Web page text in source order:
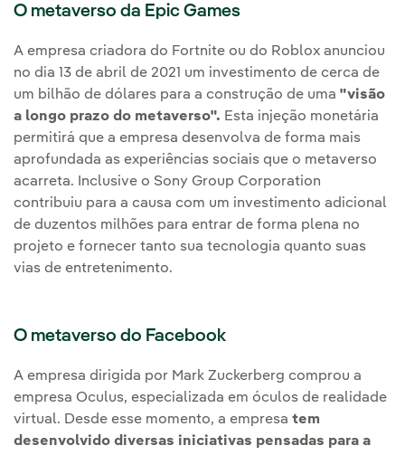
O metaverso da Epic Games
A empresa criadora do Fortnite ou do Roblox anunciou
no dia 13 de abril de 2021 um investimento de cerca de
um bilhão de dólares para a construção de uma "visão
a longo prazo do metaverso". Esta injeção monetária
permitirá que a empresa desenvolva de forma mais
aprofundada as experiências sociais que o metaverso
acarreta. Inclusive o Sony Group Corporation
contribuiu para a causa com um investimento adicional
de duzentos milhões para entrar de forma plena no
projeto e fornecer tanto sua tecnologia quanto suas
vias de entretenimento.
O metaverso do Facebook
A empresa dirigida por Mark Zuckerberg comprou a
empresa Oculus, especializada em óculos de realidade
virtual. Desde esse momento, a empresa tem
desenvolvido diversas iniciativas pensadas para a